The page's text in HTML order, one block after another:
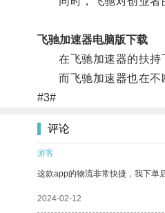
飞驰加速器电脑版下载
在飞驰加速器的扶持
而飞驰加速器也在不断
#3#
评论
游客
这款app的物流非常快捷，我下单
2024-02-12